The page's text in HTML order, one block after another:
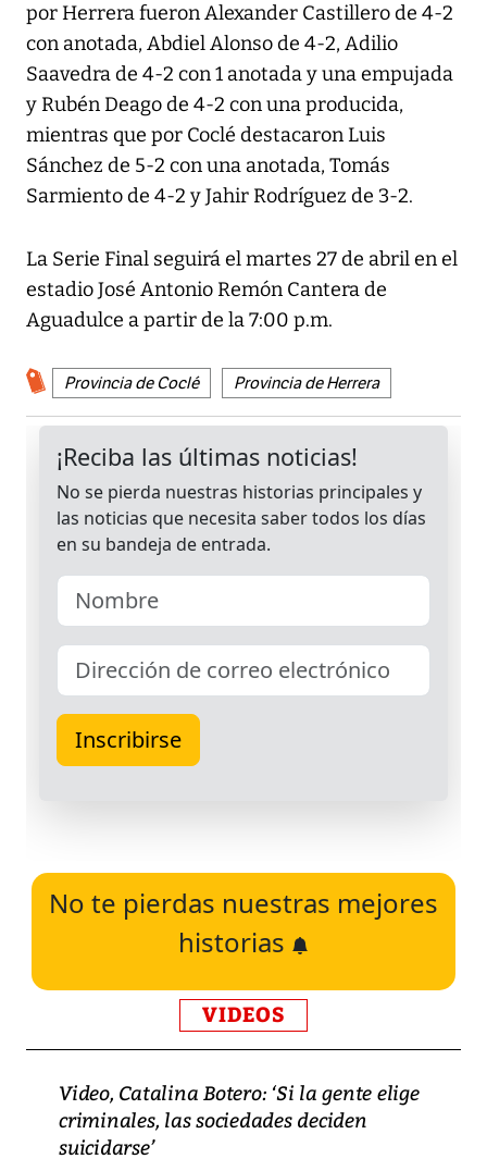
por Herrera fueron Alexander Castillero de 4-2
con anotada, Abdiel Alonso de 4-2, Adilio
Saavedra de 4-2 con 1 anotada y una empujada
y Rubén Deago de 4-2 con una producida,
mientras que por Coclé destacaron Luis
Sánchez de 5-2 con una anotada, Tomás
Sarmiento de 4-2 y Jahir Rodríguez de 3-2.
La Serie Final seguirá el martes 27 de abril en el
estadio José Antonio Remón Cantera de
Aguadulce a partir de la 7:00 p.m.
Provincia de Coclé Provincia de Herrera
No te pierdas nuestras mejores
historias
VIDEOS
Video, Catalina Botero: ‘Si la gente elige
criminales, las sociedades deciden
suicidarse’